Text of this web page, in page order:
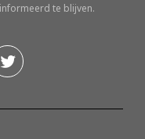
te blijven.